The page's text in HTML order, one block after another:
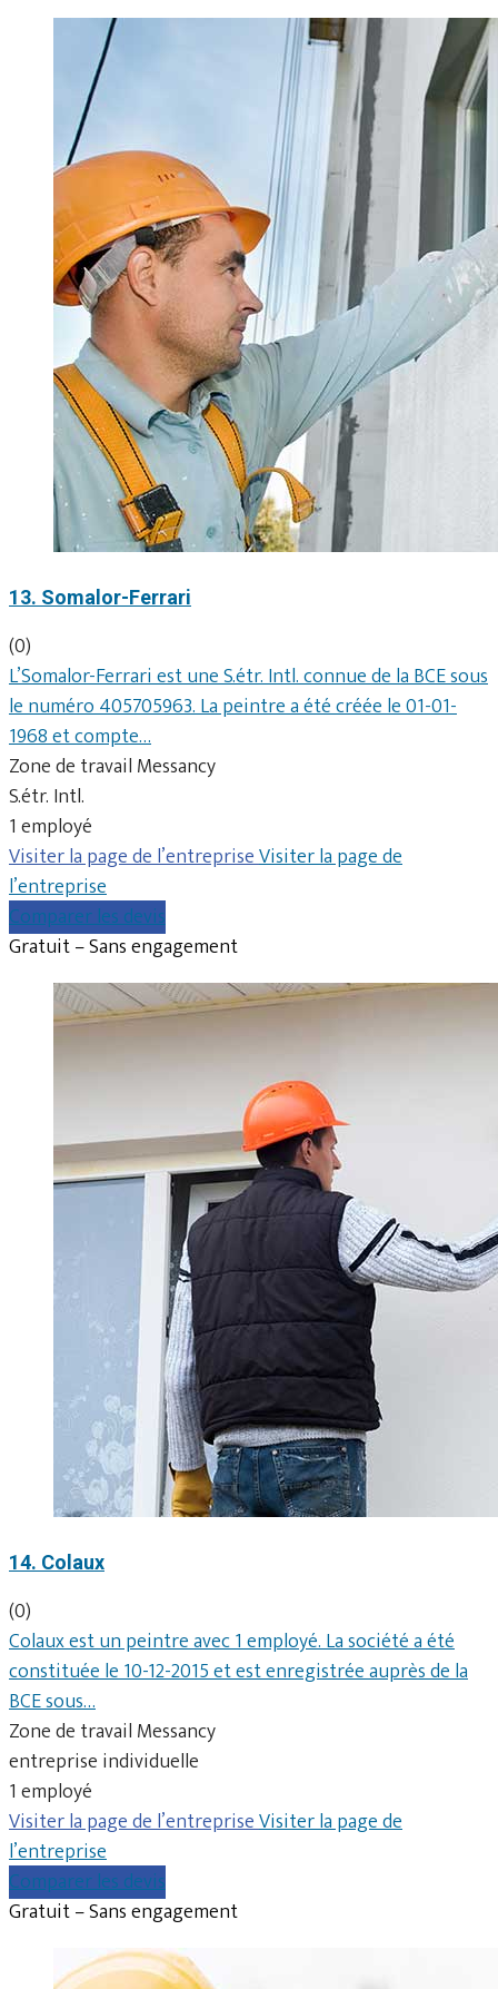
13. Somalor-Ferrari
(0)
L’Somalor-Ferrari est une S.étr. Intl. connue de la BCE sous
le numéro 405705963. La peintre a été créée le 01-01-
1968 et compte…
Zone de travail Messancy
S.étr. Intl.
1 employé
Visiter la page de l’entrepriseVisiter la page de
l’entreprise
Comparer les devis
Gratuit – Sans engagement
14. Colaux
(0)
Colaux est un peintre avec 1 employé. La société a été
constituée le 10-12-2015 et est enregistrée auprès de la
BCE sous…
Zone de travail Messancy
entreprise individuelle
1 employé
Visiter la page de l’entrepriseVisiter la page de
l’entreprise
Comparer les devis
Gratuit – Sans engagement